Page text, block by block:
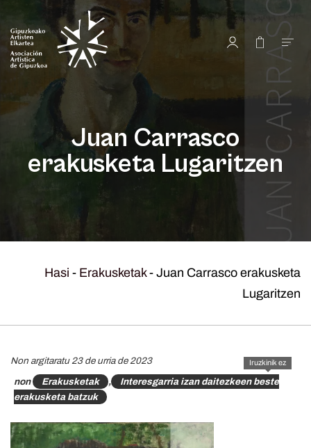
Juan Carrasco
erakusketa Lugaritzen
Hasi - Erakusketak- Juan Carrasco erakusketa
Lugaritzen
Iruzkinik ez
Non argitaratu 23 de urria de 2023
non
Erakusketak ,
Interesgarria izan daitezkeen beste
erakusketa batzuk